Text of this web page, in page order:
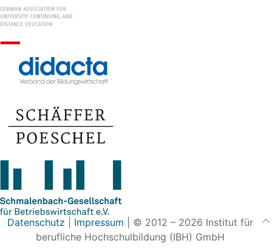
Datenschutz Impressum | © 2012 – 2026 Institut für
berufliche Hochschulbildung (IBH) GmbH